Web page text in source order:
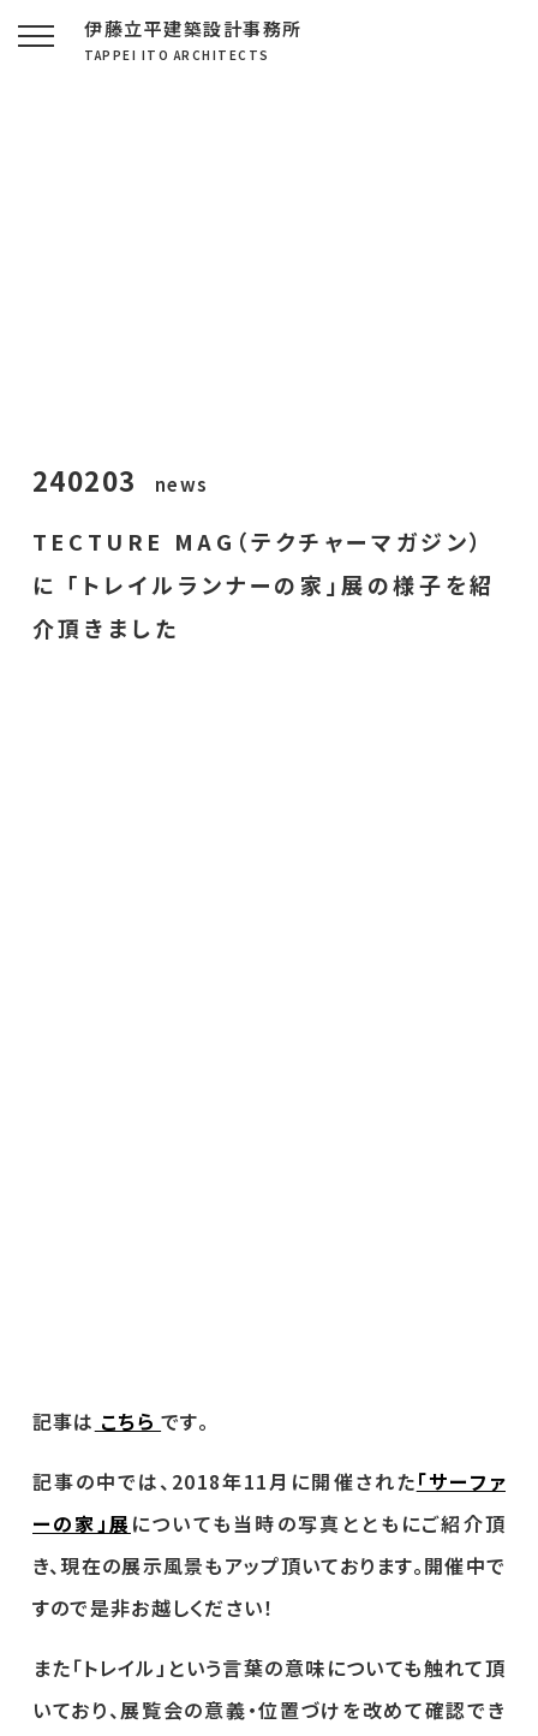
伊藤立平建築設計事務所
TAPPEI ITO ARCHITECTS
240203 news
TECTURE MAG（テクチャーマガジン）
に 「トレイルランナーの家」展の様子を紹
介頂きました
記事は こちらです。
記事の中では、2018年11月に開催された「サーファ
ーの家」展 についても当時の写真とともにご紹介頂
き、現在の展示風景もアップ頂いております。開催中で
すので是非お越しください！
また「トレイル」という言葉の意味についても触れて頂
いており、展覧会の意義・位置づけを改めて確認でき